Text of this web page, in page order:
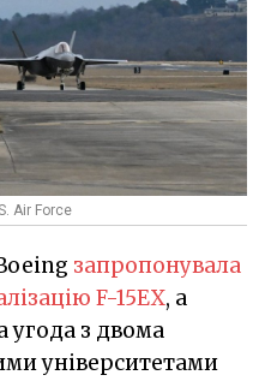
Air Force
запропонувала
F-15EX, а
угода з двома
університетами